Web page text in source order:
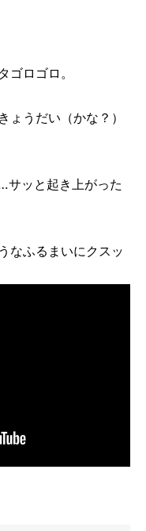
ゴロゴロ。
ょうだい（かな？）
サッと起き上がった
なふるまいにクスッ